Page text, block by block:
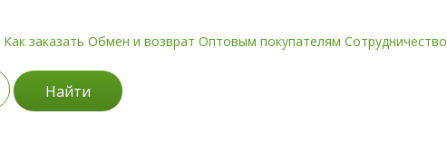
Как заказать Обмен и возврат Оптовым покупателям Сотрудничество
Найти